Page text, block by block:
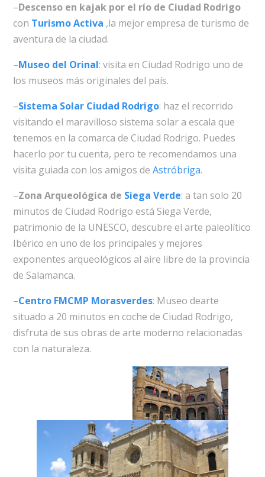
–Descenso en kajak por el río de Ciudad Rodrigo
con Turismo Activa ,la mejor empresa de turismo de
aventura de la ciudad.
–Museo del Orinal: visita en Ciudad Rodrigo uno de
los museos más originales del país.
–Sistema Solar Ciudad Rodrigo: haz el recorrido
visitando el maravilloso sistema solar a escala que
tenemos en la comarca de Ciudad Rodrigo. Puedes
hacerlo por tu cuenta, pero te recomendamos una
visita guiada con los amigos de Astróbriga.
–Zona Arqueológica de Siega Verde: a tan solo 20
minutos de Ciudad Rodrigo está Siega Verde,
patrimonio de la UNESCO, descubre el arte paleolítico
Ibérico en uno de los principales y mejores
exponentes arqueológicos al aire libre de la provincia
de Salamanca.
–Centro FMCMP Morasverdes: Museo dearte
situado a 20 minutos en coche de Ciudad Rodrigo,
disfruta de sus obras de arte moderno relacionadas
con la naturaleza.